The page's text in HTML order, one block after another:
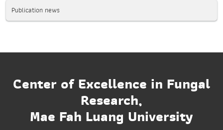
Publication news
Center of Excellence in Fungal
Research,
Mae Fah Luang University